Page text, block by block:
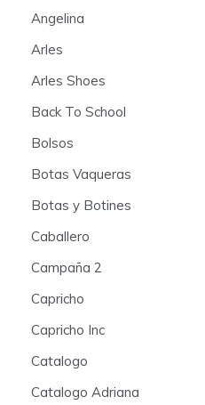
Angelina
Arles
Arles Shoes
Back To School
Bolsos
Botas Vaqueras
Botas y Botines
Caballero
Campaña 2
Capricho
Capricho Inc
Catalogo
Catalogo Adriana